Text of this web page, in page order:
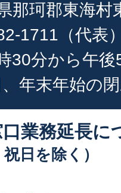
那珂郡東海村
1711（代表
30分から午
年末年始の
業務延長に
日を除く）